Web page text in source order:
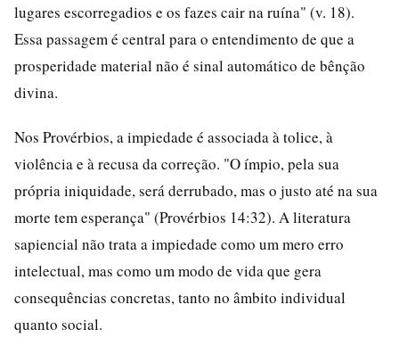
lugares escorregadios e os fazes cair na ruína" (v. 18).
Essa passagem é central para o entendimento de que a
prosperidade material não é sinal automático de bênção
divina.
Nos Provérbios, a impiedade é associada à tolice, à
violência e à recusa da correção. "O ímpio, pela sua
própria iniquidade, será derrubado, mas o justo até na sua
morte tem esperança" (Provérbios 14:32). A literatura
sapiencial não trata a impiedade como um mero erro
intelectual, mas como um modo de vida que gera
consequências concretas, tanto no âmbito individual
quanto social.